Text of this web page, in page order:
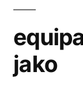
jako